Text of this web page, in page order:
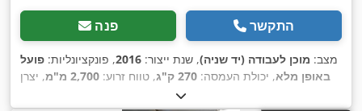
פנה התקשר
מצב: מוכן לעבודה (יד שניה), שנת ייצור: 2016, פונקציונליות: פועל
באופן מלא, יכולת העמסה: 270 ק"ג , טווח זרוע: 2,700 מ"מ
, יצרן